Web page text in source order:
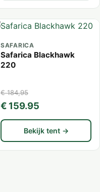
SAFARICA
Safarica Blackhawk
220
€ 184,95
€ 159.95
Bekijk tent →